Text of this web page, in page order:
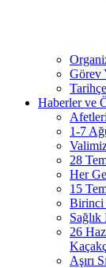
Görev
Tarihçe
Haberler ve
1-7
28
Her
15
Birinci
26
Aşırı